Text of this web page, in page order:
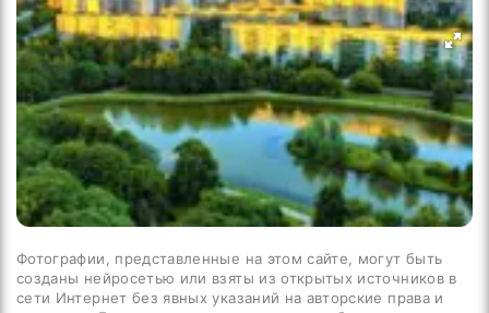
Фотографии, представленные на этом сайте, могут быть
созданы нейросетью или взяты из открытых источников в
сети Интернет без явных указаний на авторские права и